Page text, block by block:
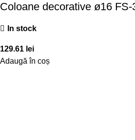
Coloane decorative ø16 FS-
In stock
129.61 lei
Adaugă în coș